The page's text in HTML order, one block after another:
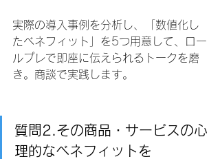
実際の導入事例を分析し、「数値化し
たベネフィット」を5つ用意して、ロー
ルプレで即座に伝えられるトークを磨
き。商談で実践します。
質問2.その商品・サービスの心
理的なベネフィットを